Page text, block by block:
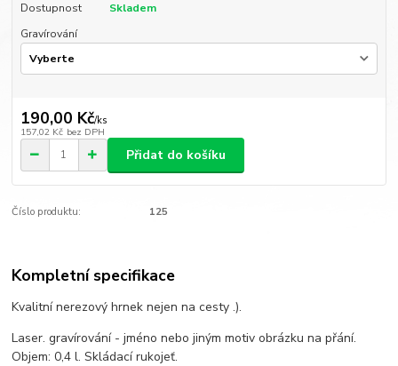
Dostupnost
Skladem
Gravírování
190,00 Kč/ks
157,02 Kč bez DPH
Přidat do košíku
Číslo produktu: 125
Kompletní specifikace
Kvalitní nerezový hrnek nejen na cesty .).
Laser. gravírování - jméno nebo jiným motiv obrázku na přání.
Objem: 0,4 l. Skládací rukojeť.